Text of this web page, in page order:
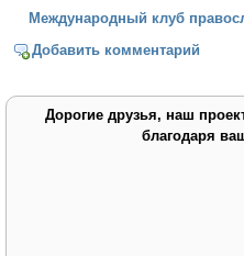
Международный клуб
Добавить комментарий
Дорогие друзья, наш
благодаря